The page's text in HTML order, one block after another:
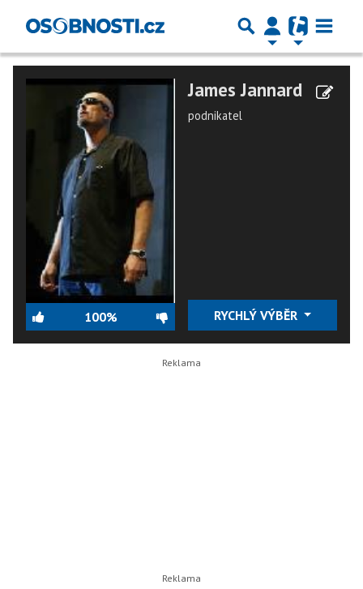
100%
James Jannard
podnikatel
RYCHLÝ VÝBĚR